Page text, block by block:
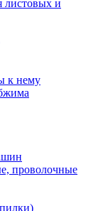
листовых и
к нему
проволочные